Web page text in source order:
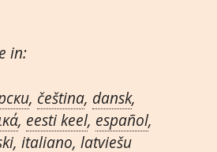
in:
, čeština, dansk,
, eesti keel, español,
, italiano, latviešu